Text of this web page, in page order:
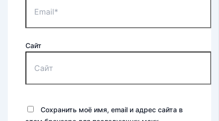
Сайт
Сохранить моё имя, email и адрес сайта в